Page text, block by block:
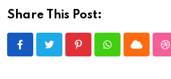
Share This Post:
PinterestWhatsappCloud